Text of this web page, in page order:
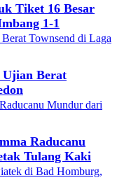
Tiket 16 Besar
1-1
Ujian Berat
Raducanu
Tulang Kaki